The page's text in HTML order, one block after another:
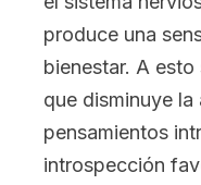
produce una
bienestar. A esto
que disminuye
pensamientos
introspección